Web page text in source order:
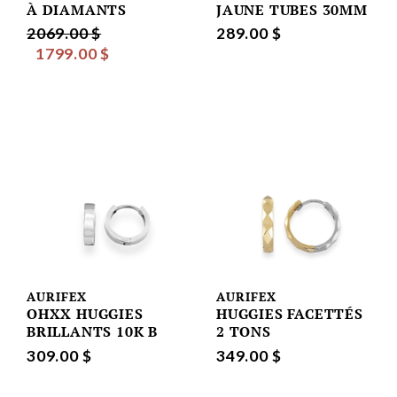
À DIAMANTS
2069.00 $
1799.00 $
JAUNE TUBES 30MM
289.00 $
AURIFEX
OHXX HUGGIES
BRILLANTS 10K B
309.00 $
AURIFEX
HUGGIES FACETTÉS
2 TONS
349.00 $